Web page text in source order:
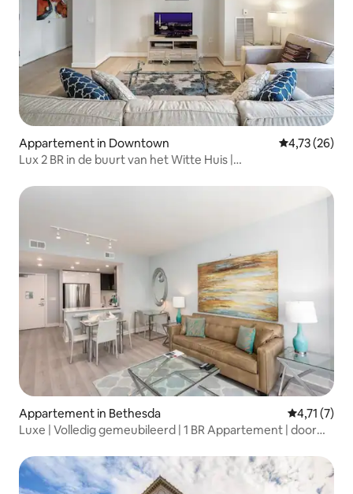
Appartement in Downtown Gemiddelde
4,73 (26)
Lux 2 BR in de buurt van het Witte Huis |
Appartement in Bethesda
4,71 (7)
Luxe | Volledig gemeubileerd | 1 BR Appartement | door